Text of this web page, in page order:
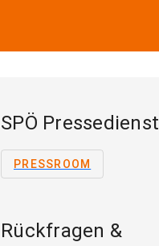
SPÖ Pressedienst
PRESSROOM
Rückfragen &